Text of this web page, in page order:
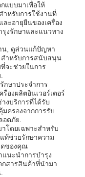
กแบบมาเพื่อให้
าหรับการใช้งานที่
ะอายุยืนของเครื่อง
งรักษาและแนวทาง
น, ดูส่วนแก้ปัญหา
สําหรับการสนับสนุน
จะช่วยในการ
กษาประจําการ
องผลิตอินเวอร์เตอร์
งบริการที่ได้รับ
ครองจากการรับ
ดภัย.
โดยเฉพาะสําหรับ
ท้ช่วยรักษาความ
ดของคุณ
แนะนําการบํารุง
กสารสินค้าที่นํามา